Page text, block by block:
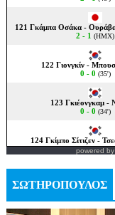
powered by
ΣΩΤΗΡΟΠΟΥΛΟΣ